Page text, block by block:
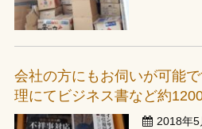
りました
箱、２トン
のお品物
遺品整理と
た ...
会社の方にもお伺いが可能
理にてビジネス書など約
2018年5